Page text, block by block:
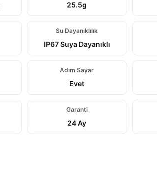
25.5g
Su Dayanıklılık
IP67 Suya Dayanıklı
Adım Sayar
Evet
Garanti
24 Ay